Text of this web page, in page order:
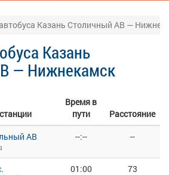
Казань Столичный АВ —
Казань
— Нижнекамск
Время в
пути
Расстояние
АВ --:-- --
01:00 73